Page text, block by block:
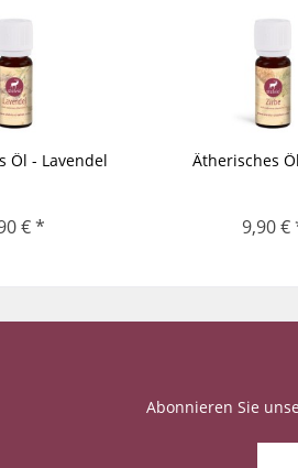
Öl - Lavendel
€ *
Ätherisches
9,90 €
Abonnieren Sie